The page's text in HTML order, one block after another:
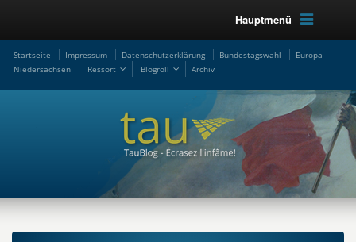
Hauptmenü
Startseite Impressum Datenschutzerklärung Bundestagswahl
Europa
Niedersachsen
Ressort Blogroll Archiv